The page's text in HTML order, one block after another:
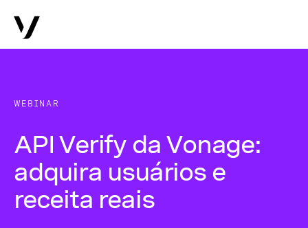
WEBINAR
API Verify da Vonage:
adquira usuários e
receita reais